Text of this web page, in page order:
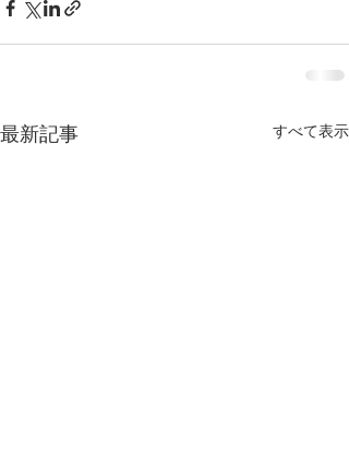
最新記事 すべて表示